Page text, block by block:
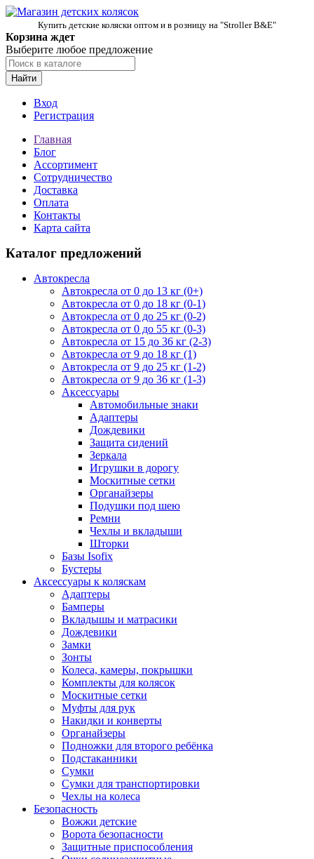
Купить детские коляски оптом и в розницу на "Stroller B&E"
Корзина ждет
Выберите любое предложение
Найти
Вход
Регистрация
Главная
Блог
Ассортимент
Сотрудничество
Доставка
Оплата
Контакты
Карта сайта
Каталог предложений
Автокресла
Автокресла от 0 до 13 кг (0+)
Автокресла от 0 до 18 кг (0-1)
Автокресла от 0 до 25 кг (0-2)
Автокресла от 0 до 55 кг (0-3)
Автокресла от 15 до 36 кг (2-3)
Автокресла от 9 до 18 кг (1)
Автокресла от 9 до 25 кг (1-2)
Автокресла от 9 до 36 кг (1-3)
Аксессуары
Автомобильные знаки
Адаптеры
Дождевики
Защита сидений
Зеркала
Игрушки в дорогу
Москитные сетки
Органайзеры
Подушки под шею
Ремни
Чехлы и вкладыши
Шторки
Базы Isofix
Бустеры
Аксессуары к коляскам
Адаптеры
Бамперы
Вкладышы и матрасики
Дождевики
Замки
Зонты
Колеса, камеры, покрышки
Комплекты для колясок
Москитные сетки
Муфты для рук
Накидки и конверты
Органайзеры
Подножки для второго ребёнка
Подстаканники
Сумки
Сумки для транспортировки
Чехлы на колеса
Безопасность
Вожжи детские
Ворота безопасности
Защитные приспособления